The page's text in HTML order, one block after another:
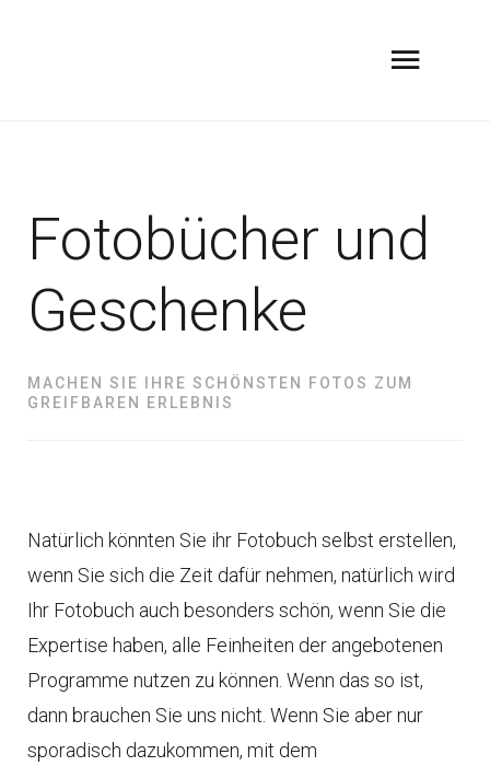
Fotobücher und
Geschenke
MACHEN SIE IHRE SCHÖNSTEN FOTOS ZUM
GREIFBAREN ERLEBNIS
Natürlich könnten Sie ihr Fotobuch selbst erstellen,
wenn Sie sich die Zeit dafür nehmen, natürlich wird
Ihr Fotobuch auch besonders schön, wenn Sie die
Expertise haben, alle Feinheiten der angebotenen
Programme nutzen zu können. Wenn das so ist,
dann brauchen Sie uns nicht. Wenn Sie aber nur
sporadisch dazukommen, mit dem